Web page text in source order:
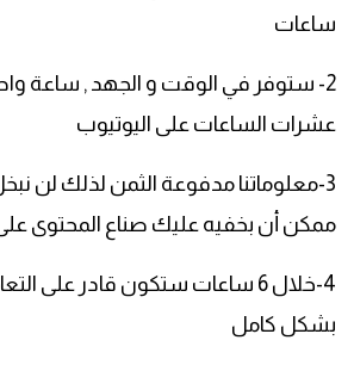
ساعات
2- ستوفر في الوقت و الجهد , ساعة
عشرات الساعات على اليوتيوب
3-معلوماتنا مدفوعة الثمن لذلك لن
ممكن أن بخفيه عليك صناع المحتوى
4-خلال 6 ساعات ستكون قادر على
بشكل كامل